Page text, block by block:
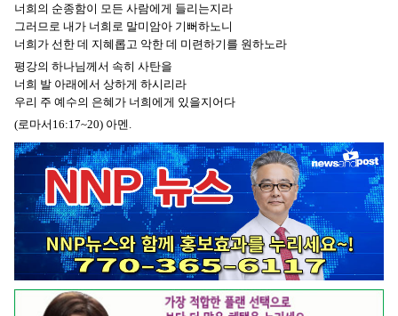
너희의 순종함이 모든 사람에게 들리는지라
그러므로 내가 너희로 말미암아 기뻐하노니
너희가 선한 데 지혜롭고 악한 데 미련하기를 원하노라
평강의 하나님께서 속히 사탄을
너희 발 아래에서 상하게 하시리라
우리 주 예수의 은혜가 너희에게 있을지어다
(로마서16:17~20) 아멘.